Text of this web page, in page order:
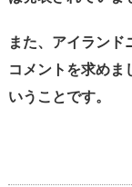
また、アイラン
コメントを求めま
いうことです。